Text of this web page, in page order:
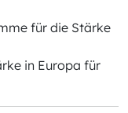
für die Stärke
in Europa für